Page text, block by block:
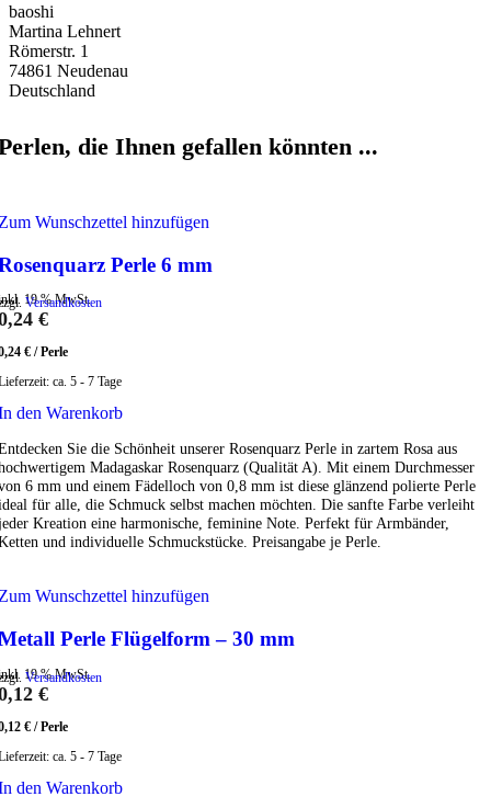
baoshi
Martina Lehnert
Römerstr. 1
74861 Neudenau
Deutschland
die Ihnen gefallen könnten ...
Wunschzettel hinzufügen
Perle 6 mm
19 % MwSt.
Versandkosten
€
€ /Perle
ca. 5 - 7 Tage
den Warenkorb
Sie die Schönheit unserer Rosenquarz Perle in zartem Rosa aus
Madagaskar Rosenquarz (Qualität A). Mit einem Durchmesser
6 mm und einem Fädelloch von 0,8 mm ist diese glänzend polierte Perle
für alle, die Schmuck selbst machen möchten. Die sanfte Farbe verleiht
Kreation eine harmonische, feminine Note. Perfekt für Armbänder,
und individuelle Schmuckstücke. Preisangabe je Perle.
Wunschzettel hinzufügen
Perle Flügelform – 30 mm
19 % MwSt.
Versandkosten
€
€ /Perle
ca. 5 - 7 Tage
den Warenkorb